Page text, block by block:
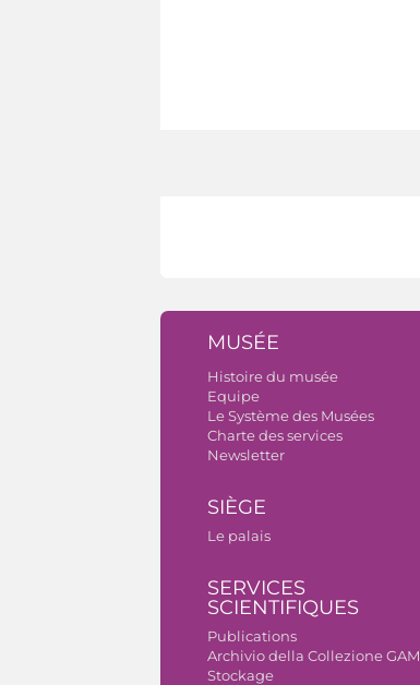
MUSÉE
Histoire du musée
Equipe
Le Système des Musées
Charte des services
Newsletter
SIÈGE
Le palais
SERVICES
SCIENTIFIQUES
Publications
Archivio della Collezione GAM
Stockage